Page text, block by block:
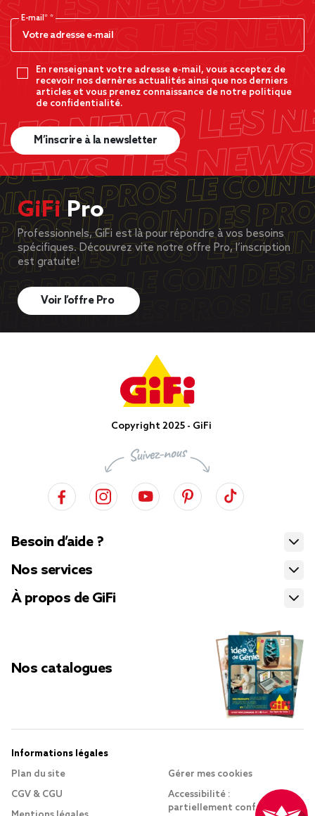
E-mail*
En renseignant votre adresse e-mail, vous acceptez de
recevoir nos dernères actualités ainsi que nos derniers
articles et vous prenez connaissance de notre politique
de confidentialité.
M’inscrire à la newsletter
GiFiPro
Professionnels, GiFi est là pour répondre à vos besoins
spécifiques. Découvrez vite notre offre Pro, l’inscription
est gratuite!
Voir l’offre Pro
Copyright 2025 - GiFi
Besoin d’aide ?
Nos services
À propos de GiFi
Nos catalogues
Informations légales
Plan du site
CGV & CGU
Gérer mes cookies
Accessibilité :
partiellement conforme